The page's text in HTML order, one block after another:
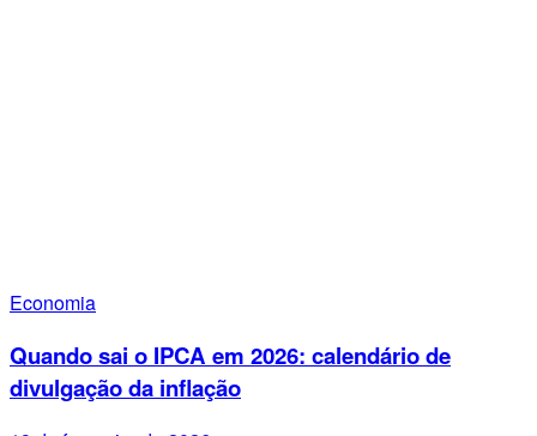
Economia
Quando sai o IPCA em 2026: calendário de
divulgação da inflação